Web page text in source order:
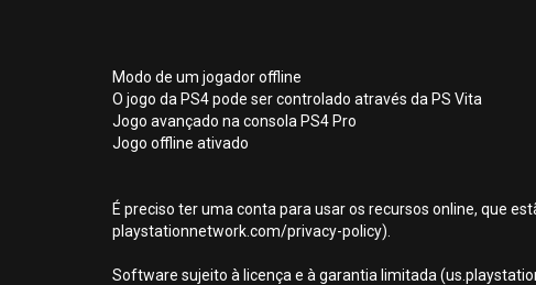
Modo de um jogador offline
O jogo da PS4 pode ser controlado através da PS Vita
Jogo avançado na consola PS4 Pro
Jogo offline ativado
É preciso ter uma conta para usar os recursos online, que
playstationnetwork.com/privacy-policy).
Software sujeito à licença e à garantia limitada